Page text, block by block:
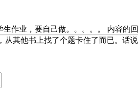
生作业，要自己做。。。。。 内容的
从其他书上找了个题卡住了而已。话